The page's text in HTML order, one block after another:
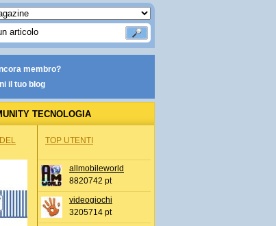
membro?
il tuo blog
TECNOLOGIA
TOP UTENTI
allmobileworld
8820742 pt
videogiochi
3205714 pt